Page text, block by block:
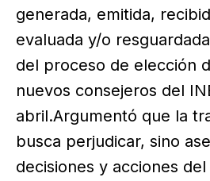
generada, emitida,
evaluada y/o
del proceso de elección
nuevos consejeros del
abril.Argumentó que la
busca perjudicar, sino
decisiones y acciones